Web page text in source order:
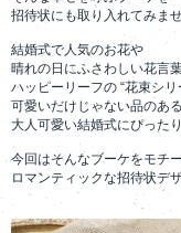
招待状にも取り入れてみま
結婚式で人気のお花や
晴れの日にふさわしい花言
ハッピーリーフの “花束シリ
可愛いだけじゃない品のあ
大人可愛い結婚式にぴった
今回はそんなブーケをモチ
ロマンティックな招待状デ